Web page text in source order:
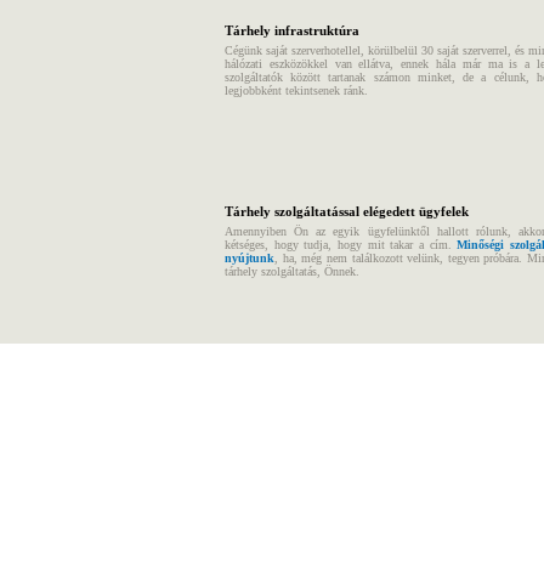
Tárhely infrastruktúra
Cégünk saját szerverhotellel, körülbelül 30 saját szerverrel, és
hálózati eszközökkel van ellátva, ennek hála már ma is a
szolgáltatók között tartanak számon minket, de a célunk,
legjobbként tekintsenek ránk.
Tárhely szolgáltatással elégedett ügyfelek
Amennyiben Ön az egyik ügyfelünktől hallott rólunk,
kétséges, hogy tudja, hogy mit takar a cím.Minőségi
nyújtunk , ha, még nem találkozott velünk, tegyen próbára.
tárhely szolgáltatás, Önnek.